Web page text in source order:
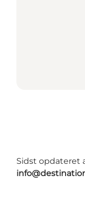
Sidst opdateret